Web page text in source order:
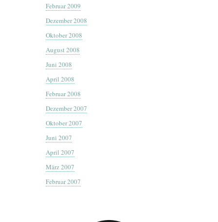
Februar 2009
Dezember 2008
Oktober 2008
August 2008
Juni 2008
April 2008
Februar 2008
Dezember 2007
Oktober 2007
Juni 2007
April 2007
März 2007
Februar 2007